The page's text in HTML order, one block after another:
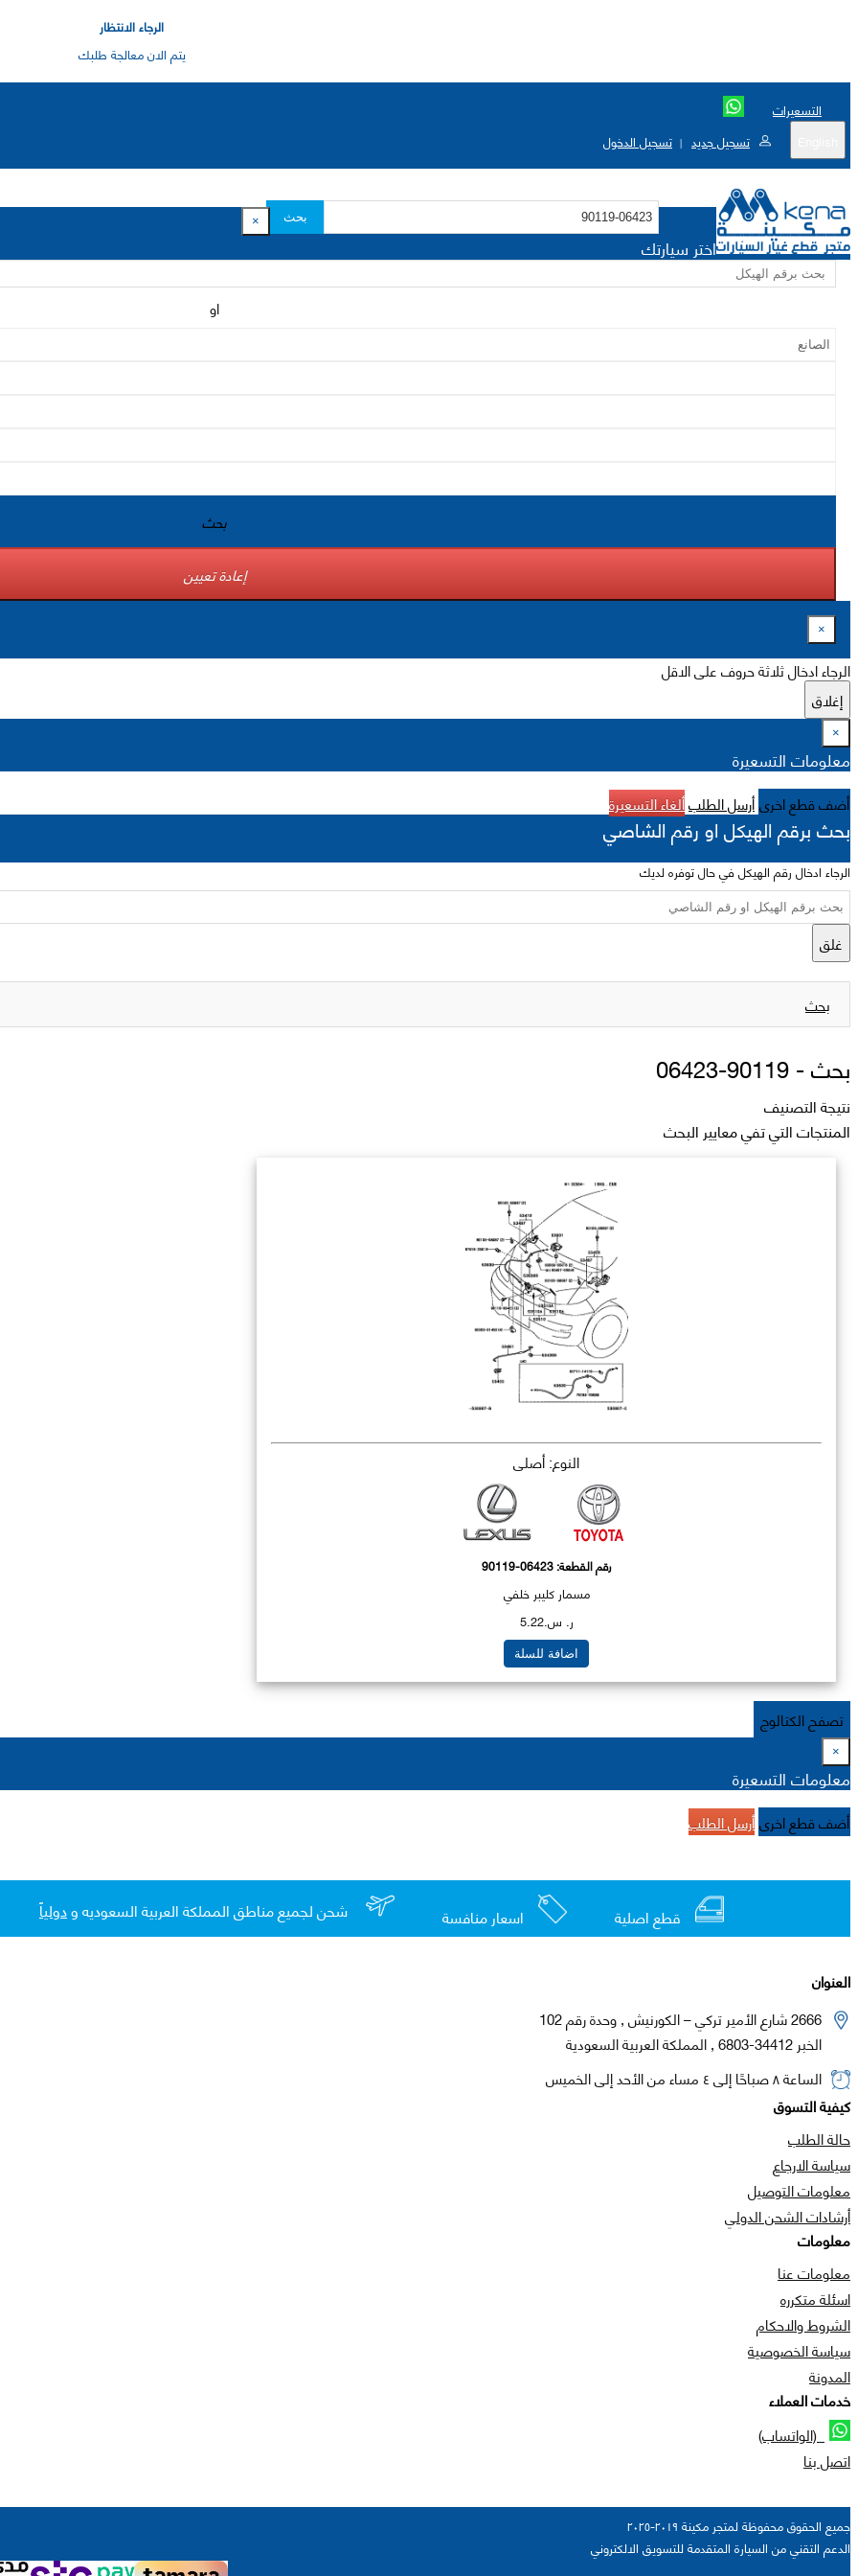
الرجاء الانتظار
يتم الان معالجة طلبك
التسعيرات
تسجيل جديد | تسجيل الدخول
بحث ×
اختر سيارتك
او
بحث
إعادة تعيين
×
الرجاء ادخال ثلاثة حروف على الاقل
إغلاق
×
معلومات التسعيرة
أضف قطع اخرىأرسل الطلبألغاء التسعيرة
بحث برقم الهيكل او رقم الشاصي
الرجاء ادخال رقم الهيكل في حال توفره لديك
غلق
بحث
بحث -90119-06423
نتيجة التصنيف
المنتجات التي تفي معايير البحث
النوع: أصلي
رقم القطعة:90119-06423
مسمار كليبر خلفي
ر. س.5.22
اضافة للسلة
تصفح الكتالوج
×
معلومات التسعيرة
أضف قطع اخرىأرسل الطلب
قطع اصلية اسعار منافسة شحن لجميع مناطق المملكة العربية السعوديه ودولياً
العنوان
2666 شارع الأمير تركي – الكورنيش , وحدة رقم 102
الخبر 34412-6803 , المملكة العربية السعودية
الساعة ٨ صباحًا إلى ٤ مساء من الأحد إلى الخميس
كيفية التسوق
حالة الطلب
سياسة الارجاع
معلومات التوصيل
أرشادات الشحن الدولي
معلومات
معلومات عنا
اسئلة متكرره
الشروط والاحكام
سياسة الخصوصية
المدونة
خدمات العملاء
(الواتساب)
اتصل بنا
جميع الحقوق محفوظة لمتجر مكينة ٢٠١٩-٢٠٢٥
الدعم التقني من السيارة المتقدمة للتسويق الالكتروني